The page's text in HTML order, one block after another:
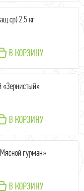
2,5 кг
В КОРЗИНУ
«Зернистый»
В КОРЗИНУ
гурман»
В КОРЗИНУ